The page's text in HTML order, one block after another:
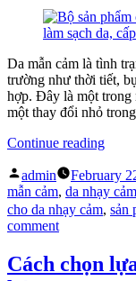
tính
gì”
Da mẫn cảm là tình
trường như thời tiết,
hợp. Đây là một trong
một thay đổi nhỏ
Continue reading“Da
cảm
và
cách
cho
làn
Posted
by
admin February
mẫn cảm, da nhạy cảm
cho da nhạy cảm, sản
commenton
mẫn
cảm
Cách chọn